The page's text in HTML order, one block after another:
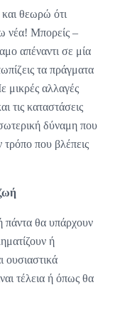
θεωρώ ότι
νέα! Μπορείς –
απέναντι σε μία
τα πράγματα
μικρές αλλαγές
τις καταστάσεις
δύναμη που
τρόπο που βλέπεις
πάντα θα υπάρχουν
ή
ουσιαστικά
τέλεια ή όπως θα